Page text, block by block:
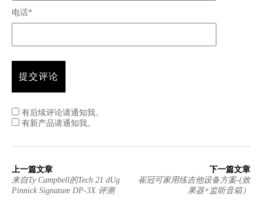
电话*
有后续评论请通知我。
有新产品请通知我。
上一篇文章
来自Ty Campbell的Tech 21 dUg
Pinnick Signature DP-3X 评测
下一篇文章
崔冠可家用练吉他设备方案-(效
果器+监听音箱）